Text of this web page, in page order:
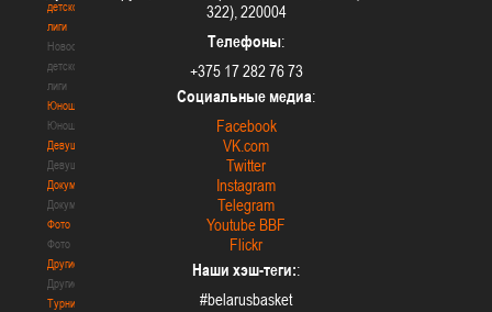
детской
лиги
Новости
детской
лиги
Юноши
Юноши
Девушки
Девушки
Документы
Документы
Фото
Фото
Другие
Другие
Турнир
322), 220004
Телефоны:
+375 17 282 76 73
Социальные медиа:
Facebook
VK.com
Twitter
Instagram
Telegram
Youtube BBF
Flickr
Наши хэш-теги::
#belarusbasket